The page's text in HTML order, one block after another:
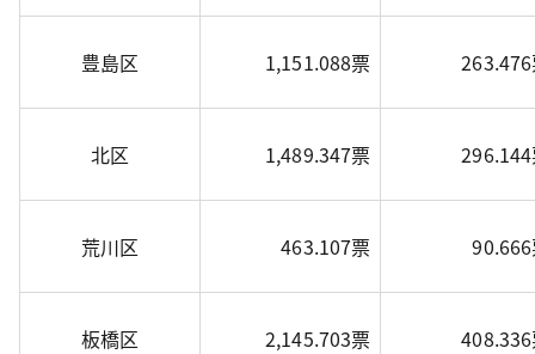
豊島区 1,151.088票
北区 1,489.347票
荒川区 463.107票
板橋区 2,145.703票